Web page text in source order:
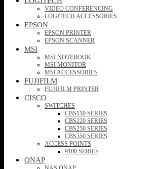
VIDEO CONFERENCING
LOGITECH ACCESSORIES
EPSON
EPSON PRINTER
EPSON SCANNER
MSI
MSI NOTEBOOK
MSI MONITOR
MSI ACCESSORIES
FUJIFILM
FUJIFILM PRINTER
CISCO
SWITCHES
CBS110 SERIES
CBS220 SERIES
CBS250 SERIES
CBS350 SERIES
ACCESS POINTS
9100 SERIES
QNAP